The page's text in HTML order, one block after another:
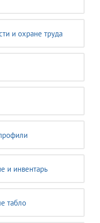
и охране труда
и инвентарь
табло